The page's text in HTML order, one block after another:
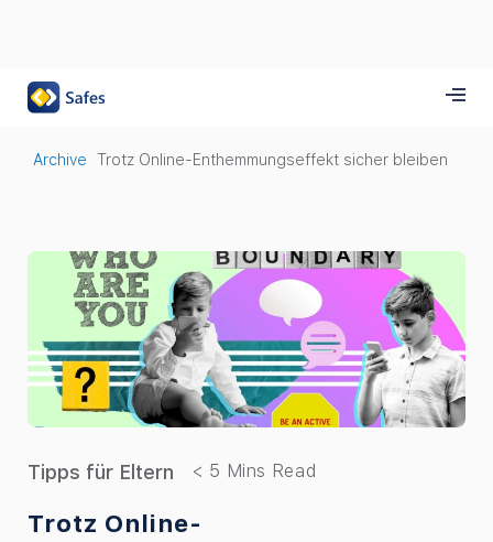
Archive Trotz Online-Enthemmungseffekt sicher bleiben
Tipps für Eltern
Trotz Online-